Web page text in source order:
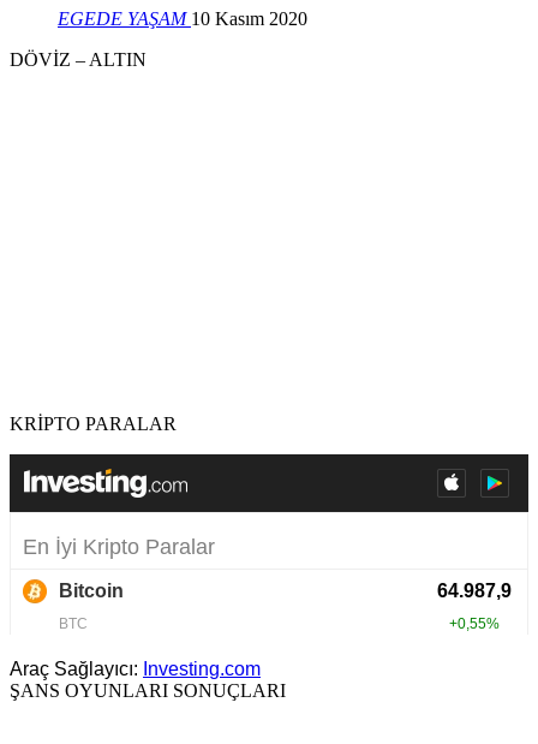
EGEDE YAŞAM 10 Kasım 2020
DÖVİZ – ALTIN
KRİPTO PARALAR
Araç Sağlayıcı: Investing.com
ŞANS OYUNLARI SONUÇLARI